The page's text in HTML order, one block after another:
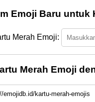
Emoji Baru untuk
Merah Emoji:
Merah Emoji